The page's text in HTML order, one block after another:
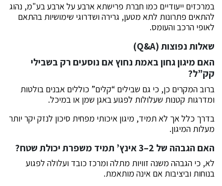
במרכזים ייעודיים כמו חברת פרישתא ארבע על ארבע בע"מ, נהוג
להתאים פתרונות לתא מטען, גרירה ושדרוגי שימושיות בהתאם
לאופי הרכב והעומס.
שאלות נפוצות (Q&A)
האם מיגון גחון באמת נחוץ אם נוסעים רק בשבילי
קק”ל?
ברוב המקרים כן, כי גם שבילים “קלים” כוללים אבנים בולטות
ומדרגות קטנות שעלולות לפגוע באגן שמן או במיכל.
בדרך כלל אך לא תמיד, מיגון איכותי מפחית סיכון לנזק יקר יותר
מעלות המיגון.
האם הגבהה של 2–3 אינץ’ תמיד משפרת יכולת שטח?
לא, כי הגבהה משנה זוויות מתלה ומרכז כובד ועלולה לפגוע
בנוחות וביציבות אם אינה מותאמת.